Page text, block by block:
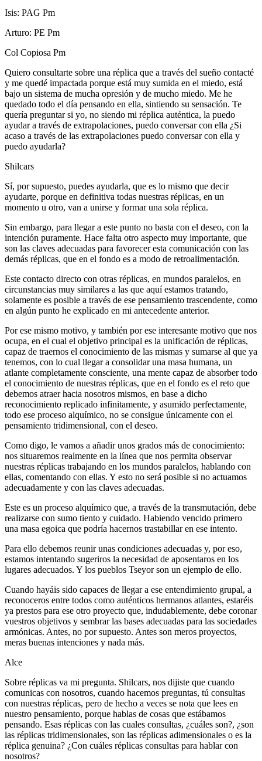
Isis: PAG Pm
Arturo: PE Pm
Col Copiosa Pm
Quiero consultarte sobre una réplica que a través del sueño contacté
y me quedé impactada porque está muy sumida en el miedo, está
bajo un sistema de mucha opresión y de mucho miedo. Me he
quedado todo el día pensando en ella, sintiendo su sensación. Te
quería preguntar si yo, no siendo mi réplica auténtica, la puedo
ayudar a través de extrapolaciones, puedo conversar con ella ¿Si
acaso a través de las extrapolaciones puedo conversar con ella y
puedo ayudarla?
Shilcars
Sí, por supuesto, puedes ayudarla, que es lo mismo que decir
ayudarte, porque en definitiva todas nuestras réplicas, en un
momento u otro, van a unirse y formar una sola réplica.
Sin embargo, para llegar a este punto no basta con el deseo, con la
intención puramente. Hace falta otro aspecto muy importante, que
son las claves adecuadas para favorecer esta comunicación con las
demás réplicas, que en el fondo es a modo de retroalimentación.
Este contacto directo con otras réplicas, en mundos paralelos, en
circunstancias muy similares a las que aquí estamos tratando,
solamente es posible a través de ese pensamiento trascendente, como
en algún punto he explicado en mi antecedente anterior.
Por ese mismo motivo, y también por ese interesante motivo que nos
ocupa, en el cual el objetivo principal es la unificación de réplicas,
capaz de traernos el conocimiento de las mismas y sumarse al que ya
tenemos, con lo cual llegar a consolidar una masa humana, un
atlante completamente consciente, una mente capaz de absorber todo
el conocimiento de nuestras réplicas, que en el fondo es el reto que
debemos atraer hacia nosotros mismos, en base a dicho
reconocimiento replicado infinitamente, y asumido perfectamente,
todo ese proceso alquímico, no se consigue únicamente con el
pensamiento tridimensional, con el deseo.
Como digo, le vamos a añadir unos grados más de conocimiento:
nos situaremos realmente en la línea que nos permita observar
nuestras réplicas trabajando en los mundos paralelos, hablando con
ellas, comentando con ellas. Y esto no será posible si no actuamos
adecuadamente y con las claves adecuadas.
Este es un proceso alquímico que, a través de la transmutación, debe
realizarse con sumo tiento y cuidado. Habiendo vencido primero
una masa egoica que podría hacernos trastabillar en ese intento.
Para ello debemos reunir unas condiciones adecuadas y, por eso,
estamos intentando sugeriros la necesidad de aposentaros en los
lugares adecuados. Y los pueblos Tseyor son un ejemplo de ello.
Cuando hayáis sido capaces de llegar a ese entendimiento grupal, a
reconoceros entre todos como auténticos hermanos atlantes, estaréis
ya prestos para ese otro proyecto que, indudablemente, debe coronar
vuestros objetivos y sembrar las bases adecuadas para las sociedades
armónicas. Antes, no por supuesto. Antes son meros proyectos,
meras buenas intenciones y nada más.
Alce
Sobre réplicas va mi pregunta. Shilcars, nos dijiste que cuando
comunicas con nosotros, cuando hacemos preguntas, tú consultas
con nuestras réplicas, pero de hecho a veces se nota que lees en
nuestro pensamiento, porque hablas de cosas que estábamos
pensando. Esas réplicas con las cuales consultas, ¿cuáles son?, ¿son
las réplicas tridimensionales, son las réplicas adimensionales o es la
réplica genuina? ¿Con cuáles réplicas consultas para hablar con
nosotros?